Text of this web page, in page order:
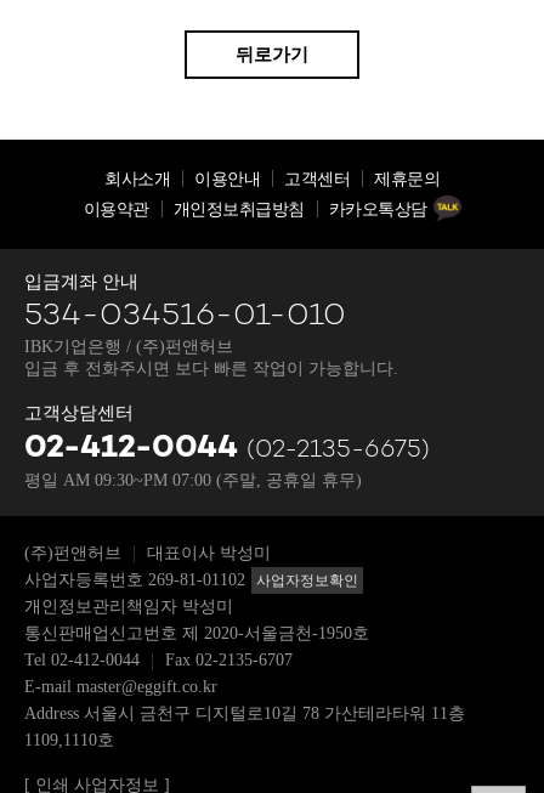
뒤로가기
회사소개 이용안내 고객센터
제휴문의
이용약관
개인정보취급방침 카카오톡상담
입금계좌 안내
534-034516-01-010
IBK기업은행 / (주)펀앤허브
입금 후 전화주시면 보다 빠른 작업이 가능합니다.
고객상담센터
02-412-0044 (02-2135-6675)
평일 AM 09:30~PM 07:00 (주말, 공휴일 휴무)
(주)펀앤허브
대표이사 박성미
사업자등록번호 269-81-01102
사업자정보확인
개인정보관리책임자 박성미
통신판매업신고번호 제 2020-서울금천-1950호
Tel 02-412-0044
Fax 02-2135-6707
E-mail master@eggift.co.kr
Address 서울시 금천구 디지털로10길 78 가산테라타워 11층
1109,1110호
[ 인쇄 사업자정보 ]